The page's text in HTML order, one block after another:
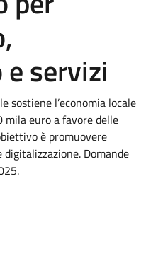
servizi
sostiene l’economia locale
mila euro a favore delle
è promuovere
Domande